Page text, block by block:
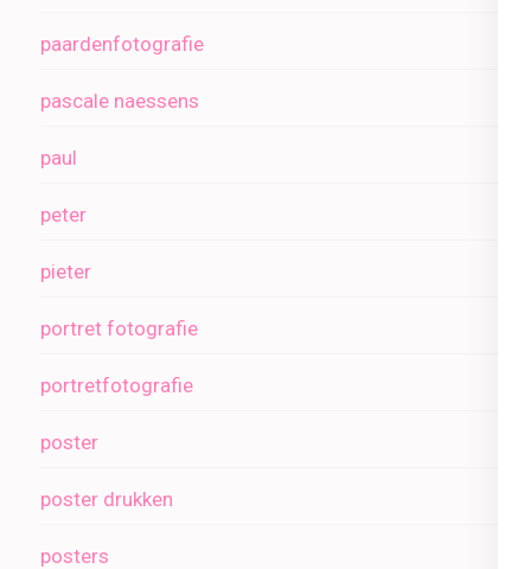
paardenfotografie
pascale naessens
paul
peter
pieter
portret fotografie
portretfotografie
poster
poster drukken
posters